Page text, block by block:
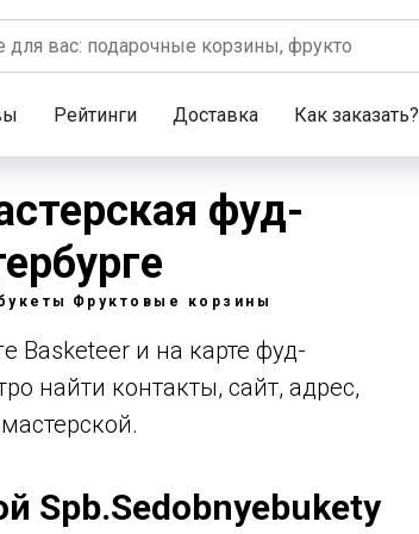
Рейтинги Доставка Как заказать?
фуд-
Фруктовые корзины
Basketeer и на карте фуд-
найти контакты, сайт, адрес,
Spb.Sedobnyebukety